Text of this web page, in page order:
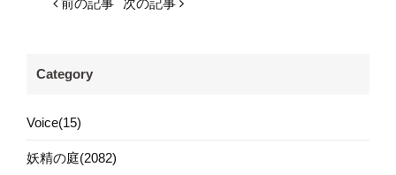
Category
Voice(15)
妖精の庭(2082)